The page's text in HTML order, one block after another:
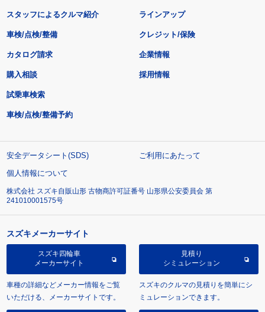
スタッフによるクルマ紹介 ラインアップ
車検/点検/整備 クレジット/保険
カタログ請求
購入相談
試乗車検索
車検/点検/整備予約
企業情報
採用情報
安全データシート(SDS)
ご利用にあたって
個人情報について
株式会社 スズキ自販山形 古物商許可証番号 山形県公安委員会 第
241010001575号
スズキメーカーサイト
スズキ四輪車
メーカーサイト
車種の詳細などメーカー情報をご覧
いただける、メーカーサイトです。
見積り
シミュレーション
スズキのクルマの見積りを簡単にシ
ミュレーションできます。